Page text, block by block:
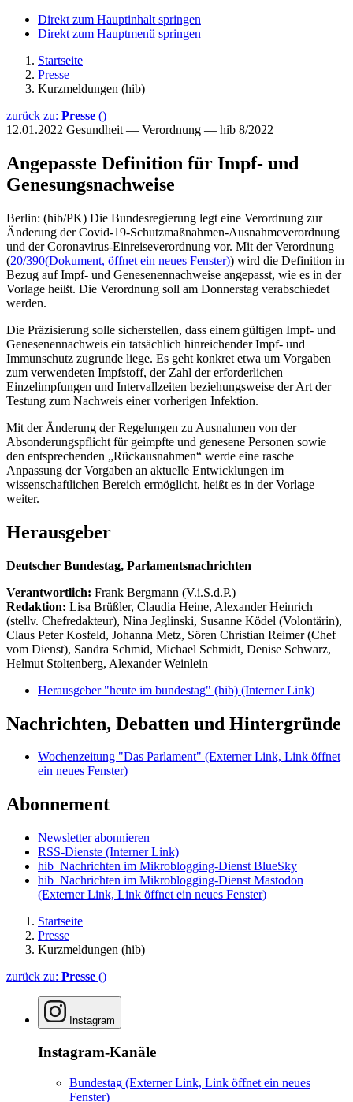
Direkt zum Hauptinhalt springen
Direkt zum Hauptmenü springen
Startseite
Presse
Kurzmeldungen (hib)
zurück zu: Presse ()
12.01.2022 Gesundheit — Verordnung — hib 8/2022
Angepasste Definition für Impf- und
Genesungsnachweise
Berlin: (hib/PK) Die Bundesregierung legt eine Verordnung zur
Änderung der Covid-19-Schutzmaßnahmen-Ausnahmeverordnung
und der Coronavirus-Einreiseverordnung vor. Mit der Verordnung
(20/390(Dokument, öffnet ein neues Fenster)) wird die Definition in
Bezug auf Impf- und Genesenennachweise angepasst, wie es in der
Vorlage heißt. Die Verordnung soll am Donnerstag verabschiedet
werden.
Die Präzisierung solle sicherstellen, dass einem gültigen Impf- und
Genesenennachweis ein tatsächlich hinreichender Impf- und
Immunschutz zugrunde liege. Es geht konkret etwa um Vorgaben
zum verwendeten Impfstoff, der Zahl der erforderlichen
Einzelimpfungen und Intervallzeiten beziehungsweise der Art der
Testung zum Nachweis einer vorherigen Infektion.
Mit der Änderung der Regelungen zu Ausnahmen von der
Absonderungspflicht für geimpfte und genesene Personen sowie
den entsprechenden „Rückausnahmen“ werde eine rasche
Anpassung der Vorgaben an aktuelle Entwicklungen im
wissenschaftlichen Bereich ermöglicht, heißt es in der Vorlage
weiter.
Herausgeber
Deutscher Bundestag, Parlamentsnachrichten
Verantwortlich: Frank Bergmann (V.i.S.d.P.)
Redaktion: Lisa Brüßler, Claudia Heine, Alexander Heinrich
(stellv. Chefredakteur), Nina Jeglinski, Susanne Ködel (Volontärin),
Claus Peter Kosfeld, Johanna Metz, Sören Christian Reimer (Chef
vom Dienst), Sandra Schmid, Michael Schmidt, Denise Schwarz,
Helmut Stoltenberg, Alexander Weinlein
Herausgeber "heute im bundestag" (hib) (Interner Link)
Nachrichten, Debatten und Hintergründe
Wochenzeitung "Das Parlament" (Externer Link, Link öffnet
ein neues Fenster)
Abonnement
Newsletter abonnieren
RSS-Dienste (Interner Link)
hib_Nachrichten im Mikroblogging-Dienst BlueSky
hib_Nachrichten im Mikroblogging-Dienst Mastodon
(Externer Link, Link öffnet ein neues Fenster)
Startseite
Presse
Kurzmeldungen (hib)
zurück zu: Presse ()
Instagram
Instagram-Kanäle
Bundestag (Externer Link, Link öffnet ein neues
Fenster)